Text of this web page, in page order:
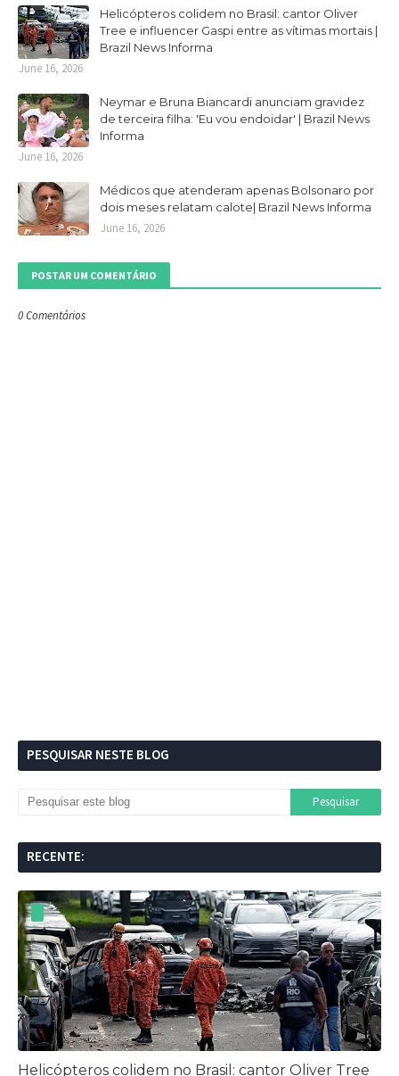
Helicópteros colidem no Brasil: cantor Oliver
Tree e influencer Gaspi entre as vítimas mortais |
Brazil News Informa
June 16, 2026
Neymar e Bruna Biancardi anunciam gravidez
de terceira filha: 'Eu vou endoidar' | Brazil News
Informa
June 16, 2026
Médicos que atenderam apenas Bolsonaro por
dois meses relatam calote| Brazil News Informa
June 16, 2026
POSTAR UM COMENTÁRIO
0 Comentários
PESQUISAR NESTE BLOG
RECENTE:
Helicópteros colidem no Brasil: cantor Oliver Tree